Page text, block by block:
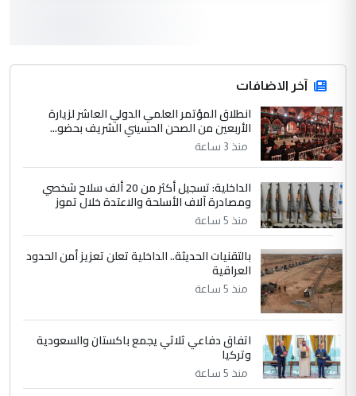
التعليق : قرار مستعجل جدا ولامصلحة فيه
للوزاره ولا للمواطن القرار الصائب يكون بعد
الاستماع للمدير ومغرفة ...
الموضوع :
وزير الصحة يعفي مدير مستشفى الكرخ
العام في بغداد
4 سردار
التعليق : واحد من عصابة علي ماما يسقط
جنسية الرافد الثالث للعراق ومن اصول عريقة
ابا فرات ...
الموضوع :
الجواهري يرد على صدام حسين سل
مضجعيك يابن الزنا (نص كامل)
5 سردار
التعليق : واحد من عصابة علي ماما يسقط
جنسية الرافد الثالث للعراق ومن اصول عريقة
آخر الاضافات
انطلاق المؤتمر العلمي الدولي العاشر لزيارة
الأربعين من الصحن الحسيني الشريف بحضو...
منذ 3 ساعة
الداخلية: تسجيل أكثر من 20 ألف سلاح شخصي
ومصادرة آلاف الأسلحة والاعتدة خلال تموز
منذ 5 ساعة
بالتقنيات الحديثة.. الداخلية تعلن تعزيز أمن الحدود
العراقية
منذ 5 ساعة
اتفاق دفاعي ثلاثي يجمع باكستان والسعودية
وتركيا
منذ 5 ساعة